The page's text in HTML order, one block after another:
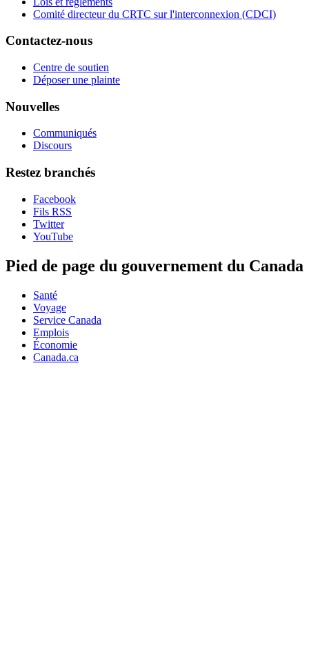
Comité directeur du CRTC sur l'interconnexion (CDCI)
Contactez-nous
Centre de soutien
Déposer une plainte
Nouvelles
Communiqués
Discours
Restez branchés
Facebook
Fils RSS
Twitter
YouTube
Pied de page du gouvernement du Canada
Santé
Voyage
Service Canada
Emplois
Économie
Canada.ca